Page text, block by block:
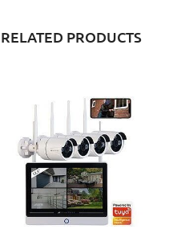
RELATED PRODUCTS